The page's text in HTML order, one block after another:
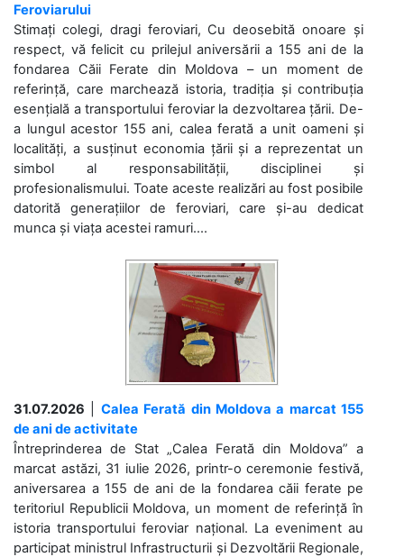
Feroviarului
Stimați colegi, dragi feroviari, Cu deosebită onoare și
respect, vă felicit cu prilejul aniversării a 155 ani de la
fondarea Căii Ferate din Moldova – un moment de
referință, care marchează istoria, tradiția și contribuția
esențială a transportului feroviar la dezvoltarea țării. De-
a lungul acestor 155 ani, calea ferată a unit oameni și
localități, a susținut economia țării și a reprezentat un
simbol al responsabilității, disciplinei și
profesionalismului. Toate aceste realizări au fost posibile
datorită generațiilor de feroviari, care și-au dedicat
munca și viața acestei ramuri....
31.07.2026
Calea Ferată din Moldova a marcat 155
de ani de activitate
Întreprinderea de Stat „Calea Ferată din Moldova” a
marcat astăzi, 31 iulie 2026, printr-o ceremonie festivă,
aniversarea a 155 de ani de la fondarea căii ferate pe
teritoriul Republicii Moldova, un moment de referință în
istoria transportului feroviar național. La eveniment au
participat ministrul Infrastructurii și Dezvoltării Regionale,